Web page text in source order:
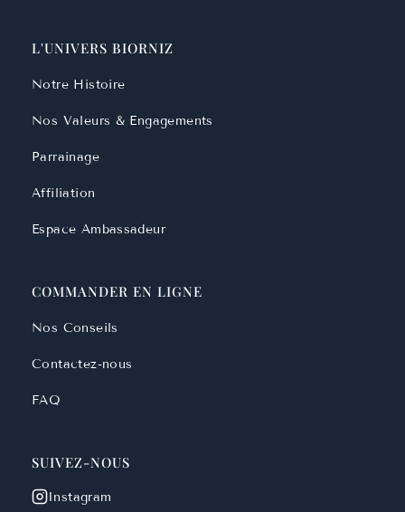
L'UNIVERS BIORNIZ
Notre Histoire
Nos Valeurs & Engagements
Parrainage
Affiliation
Espace Ambassadeur
COMMANDER EN LIGNE
Nos Conseils
Contactez-nous
FAQ
SUIVEZ-NOUS
Instagram